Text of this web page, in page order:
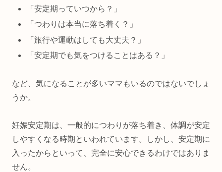
「安定期っていつから？」
「つわりは本当に落ち着く？」
「旅行や運動はしても大丈夫？」
「安定期でも気をつけることはある？」
など、気になることが多いママもいるのではないでしょ
うか。
妊娠安定期は、一般的につわりが落ち着き、体調が安定
しやすくなる時期といわれています。しかし、安定期に
入ったからといって、完全に安心できるわけではありま
せん。